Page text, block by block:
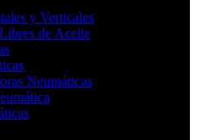
y Verticales
de Aceite
Neumáticas